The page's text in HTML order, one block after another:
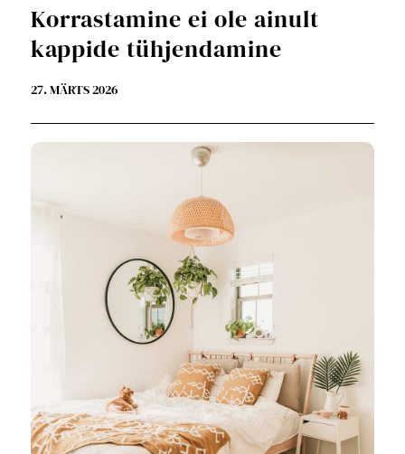
Korrastamine ei ole ainult
kappide tühjendamine
27. MÄRTS 2026